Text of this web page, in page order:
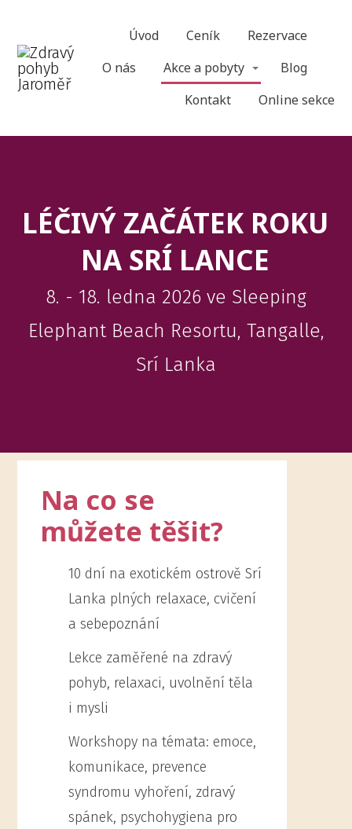
Úvod Ceník
Rezervace
O nás
Akce a pobyty
Blog
Kontakt
Online sekce
LÉČIVÝ ZAČÁTEK ROKU
NA SRÍ LANCE
8. - 18. ledna 2026 ve Sleeping
Elephant Beach Resortu, Tangalle,
Srí Lanka
Na co se
můžete těšit?
10 dní na exotickém ostrově Srí
Lanka plných relaxace, cvičení
a sebepoznání
Lekce zaměřené na zdravý
pohyb, relaxaci, uvolnění těla
i mysli
Workshopy na témata: emoce,
komunikace, prevence
syndromu vyhoření, zdravý
spánek, psychohygiena pro